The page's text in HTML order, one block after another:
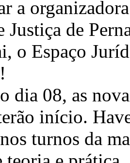
a
Justiça de
o Espaço
dia 08, as
início.
turnos da